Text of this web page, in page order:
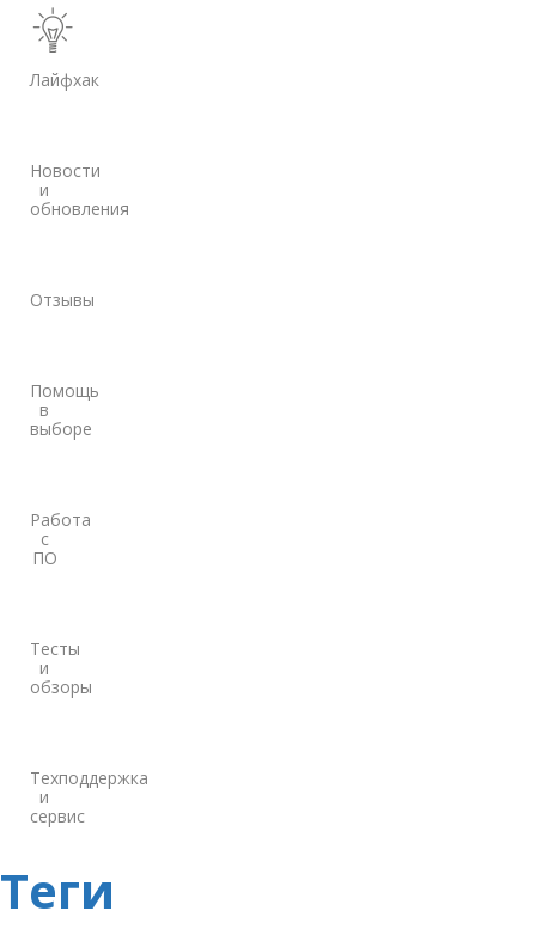
Лайфхак
Новости
и
обновления
Отзывы
Помощь
в
выборе
Работа
с
ПО
Тесты
и
обзоры
Техподдержка
и
сервис
Теги